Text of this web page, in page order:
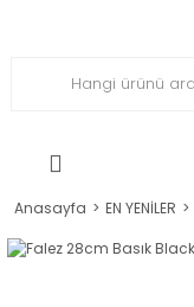
Anasayfa EN YENİLER